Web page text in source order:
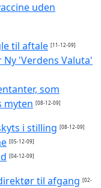
uden
til aftale [11-12-09]
'Verdens Valuta'
som
myten [08-12-09]
i stilling [08-12-09]
[05-12-09]
[04-12-09]
til afgang [02-